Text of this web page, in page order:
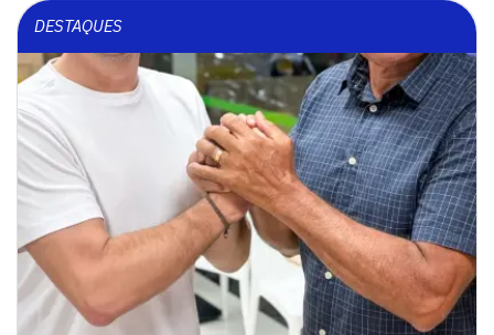
DESTAQUES